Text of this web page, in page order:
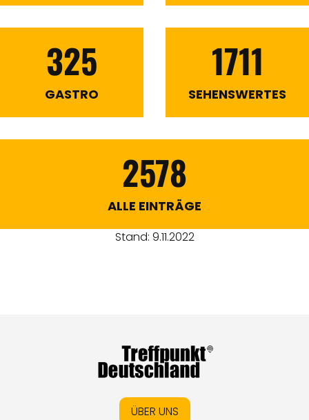
325
GASTRO
1711
SEHENSWERTES
2578
ALLE EINTRÄGE
Stand: 9.11.2022
ÜBER UNS